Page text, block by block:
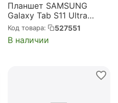
Планшет SAMSUNG
Galaxy Tab S11 Ultra
BSM-X936B 9400 Plus
(3.73) 8C RAM16Gb
ROM1Tb 14.6" AMOLED
Код товара: 527551
В наличии